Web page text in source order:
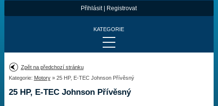
Přihlásit| Registrovat
KATEGORIE
Provedení:
Výrobce:
Zpět na předchozí stránku
Kategorie: Motory» 25 HP, E-TEC Johnson Přívěsný
25 HP, E-TEC Johnson Přívěsný